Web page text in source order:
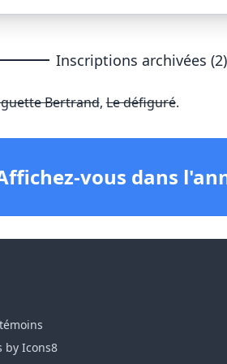
Inscriptions archivées (2)
Bertrand,Le défiguré.
vous dans
by Icons8